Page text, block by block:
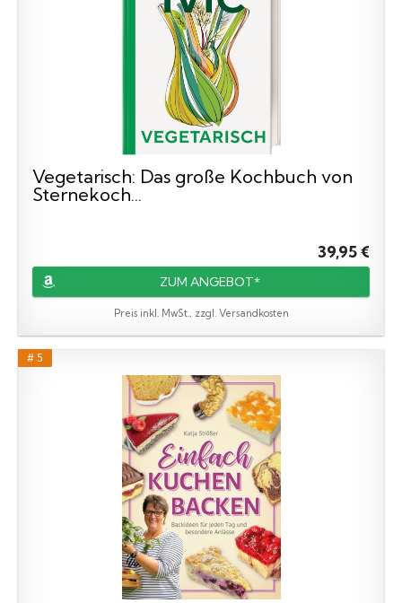
Vegetarisch: Das große Kochbuch von
Sternekoch...
39,95 €
ZUM ANGEBOT*
Preis inkl. MwSt., zzgl. Versandkosten
# 5